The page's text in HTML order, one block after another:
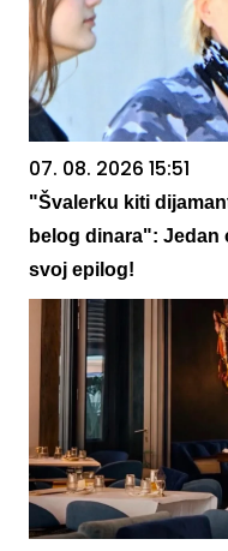
07. 08. 2026 15:51
"Švalerku kiti
belog dinara":
svoj epilog!